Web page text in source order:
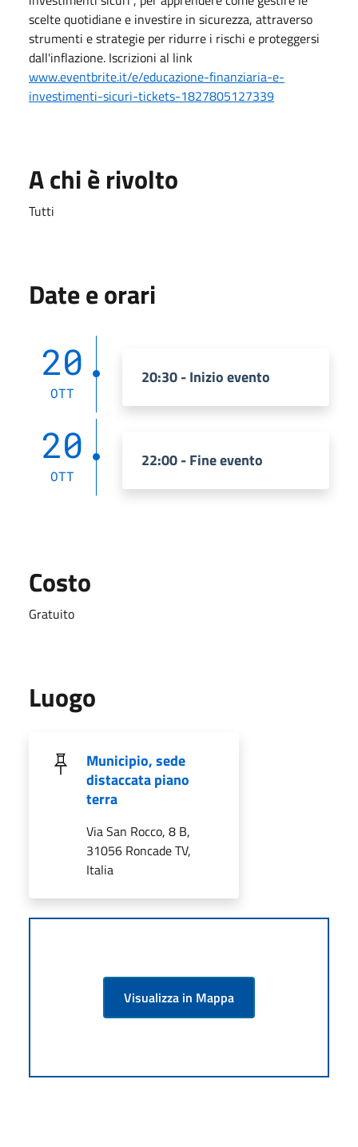
scelte quotidiane e investire in sicurezza, attraverso
strumenti e strategie per ridurre i rischi e proteggersi
dall'inflazione. Iscrizioni al link
www.eventbrite.it/e/educazione-finanziaria-e-
investimenti-sicuri-tickets-1827805127339
A chi è rivolto
Tutti
Date e orari
20
OTT
20:30 - Inizio evento
20
OTT
22:00 - Fine evento
Costo
Gratuito
Luogo
Municipio, sede
distaccata piano
terra
Via San Rocco, 8 B,
31056 Roncade TV,
Italia
Visualizza in Mappa